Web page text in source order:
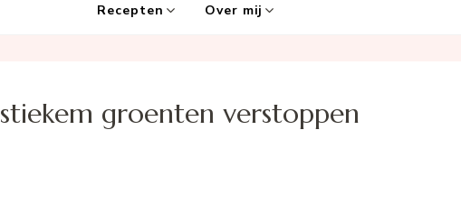
Recepten Over mij
stiekem groenten verstoppen